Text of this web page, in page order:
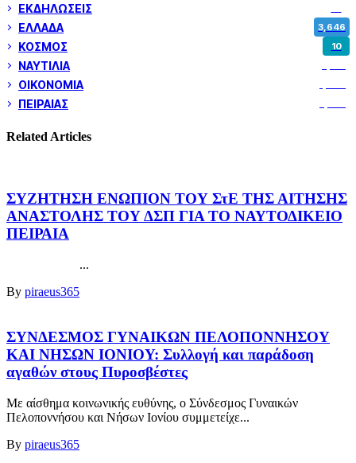
ΕΚΔΗΛΩΣΕΙΣ
ΕΛΛΑΔΑ 3,646
ΚΟΣΜΟΣ 10
ΝΑΥΤΙΛΙΑ
ΟΙΚΟΝΟΜΙΑ
ΠΕΙΡΑΙΑΣ
Related Articles
ΣΥΖΗΤΗΣΗ ΕΝΩΠΙΟΝ ΤΟΥ ΣτΕ ΤΗΣ ΑΙΤΗΣΗΣ
ΑΝΑΣΤΟΛΗΣ ΤΟΥ ΔΣΠ ΓΙΑ ΤΟ ΝΑΥΤΟΔΙΚΕΙΟ
ΠΕΙΡΑΙΑ
...
By piraeus365
ΣΥΝΔΕΣΜΟΣ ΓΥΝΑΙΚΩΝ ΠΕΛΟΠΟΝΝΗΣΟΥ
ΚΑΙ ΝΗΣΩΝ ΙΟΝΙΟΥ: Συλλογή και παράδοση
αγαθών στους Πυροσβέστες
Με αίσθημα κοινωνικής ευθύνης, ο Σύνδεσμος Γυναικών
Πελοποννήσου και Νήσων Ιονίου συμμετείχε...
By piraeus365